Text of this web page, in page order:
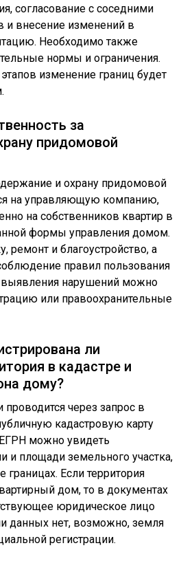
согласование с соседними
и внесение изменений в
Необходимо также
нормы и ограничения.
изменение границ будет
за
придомовой
и охрану придомовой
на управляющую компанию,
на собственников квартир в
формы управления домом.
ремонт и благоустройство, а
правил пользования
выявления нарушений можно
или правоохранительные
ли
в кадастре и
дому?
через запрос в
кадастровую карту
можно увидеть
и площади земельного участка,
границах. Если территория
дом, то в документах
юридическое лицо
данных нет, возможно, земля
регистрации.